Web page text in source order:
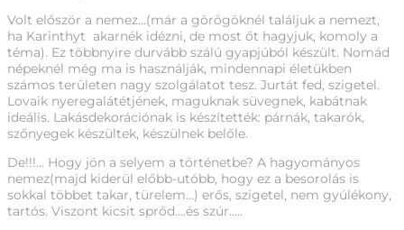
Volt először a nemez…(már a görögöknél találjuk a nemezt,
ha Karinthyt akarnék idézni, de most őt hagyjuk, komoly a
téma). Ez többnyire durvább szálú gyapjúból készült. Nomád
népeknél még ma is használják, mindennapi életükben
számos területen nagy szolgálatot tesz. Jurtát fed, szigetel.
Lovaik nyeregalátétjének, maguknak süvegnek, kabátnak
ideális. Lakásdekorációnak is készítették: párnák, takarók,
szőnyegek készültek, készülnek belőle.
De!!!… Hogy jön a selyem a történetbe? A hagyományos
nemez(majd kiderül előbb-utóbb, hogy ez a besorolás is
sokkal többet takar, türelem…) erős, szigetel, nem gyúlékony,
tartós. Viszont kicsit sprőd….és szúr…..